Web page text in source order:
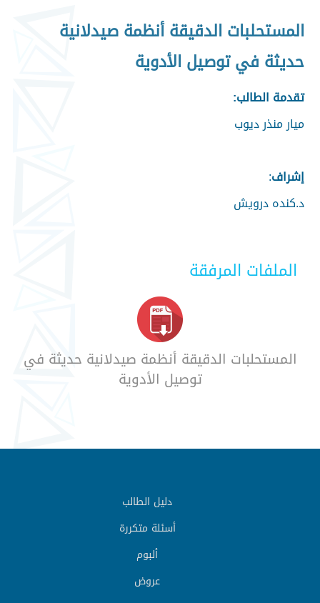
المستحلبات الدقيقة أنظمة صيدلانية
حديثة في توصيل الأدوية
تقدمة الطالب:
ميار منذر ديوب
إشراف:
د.كنده درويش
الملفات المرفقة
المستحلبات الدقيقة أنظمة صيدلانية حديثة في
توصيل الأدوية
دليل الطالب
أسئلة متكررة
ألبوم
عروض